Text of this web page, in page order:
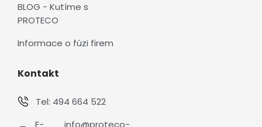
BLOG - Kutíme s
PROTECO
Informace o fúzi firem
Kontakt
Tel: 494 664 522
E-
info@proteco-